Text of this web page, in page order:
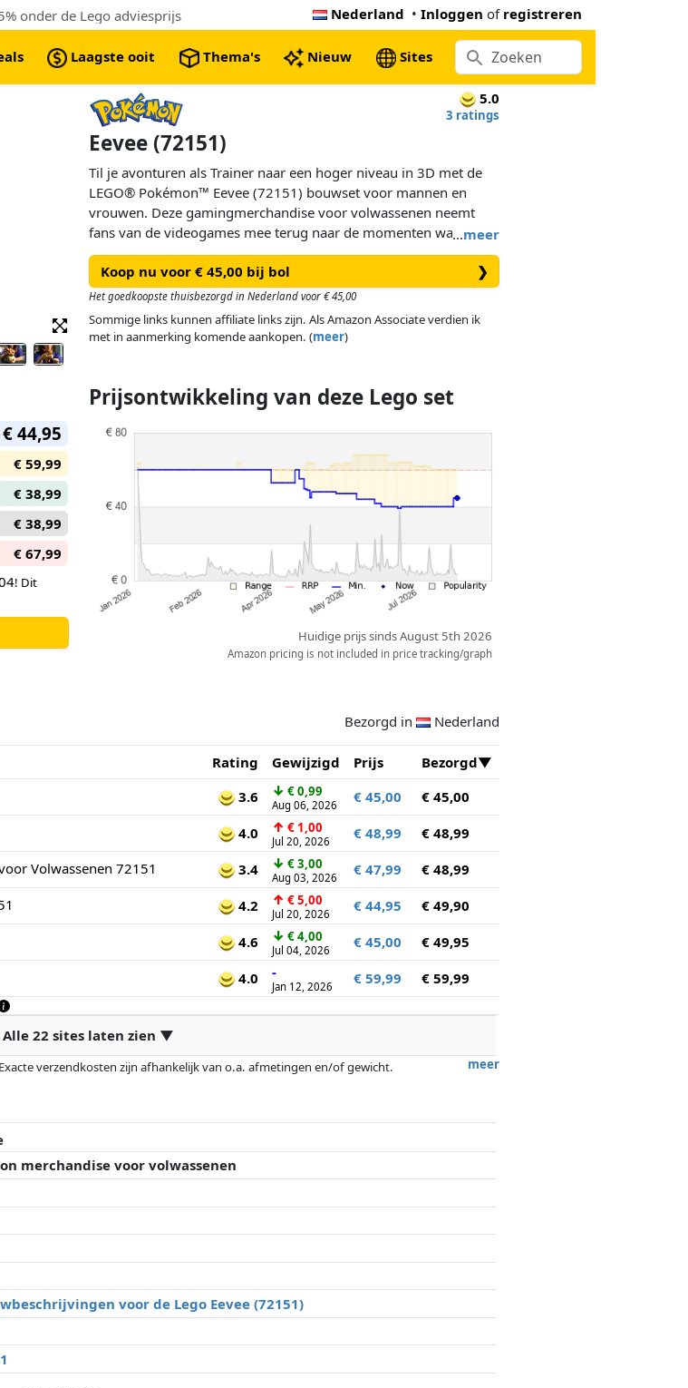
onder de Lego adviesprijs Nederland • Inloggen of registreren
Laagste ooit Thema's Nieuw Sites
5.0
3 ratings
Eevee (72151)
…meer
Til je avonturen als Trainer naar een hoger niveau in 3D met de
LEGO® Pokémon™ Eevee (72151) bouwset voor mannen en
vrouwen. Deze gamingmerchandise voor volwassenen neemt
fans van de videogames mee terug naar de momenten waarop
ze een band opbouwden tijdens hun avonturen als Trainer en
vormt een schattig stukje Pokémon decoratie om neer te zetten.
De figuur van Eevee uit de wereld van Pokémon is direct
herkenbaar met haar schattige blik, puntige staart en oren. De
gekanteld. Het model kan in authentieke posities worden
geplaatst, zodat het lijkt alsof Eevee in beweging is en in actie
komt. Zelfs de oren kunnen worden versteld, waardoor dit
charmante displaymodel nóg aantrekkelijker wordt.
Koop nu voor € 45,00 bij bol ❯
Het goedkoopste thuisbezorgd in Nederland voor € 45,00
Sommige links kunnen affiliate links zijn. Als Amazon Associate verdien ik
met in aanmerking komende aankopen. (meer)
€ 44,95
€ 59,99
€ 38,99
€ 38,99
€ 67,99
! Dit
Prijsontwikkeling van deze Lego set
Huidige prijs sinds August 5th 2026
Amazon pricing is not included in price tracking/graph
Bezorgd in Nederland
Rating Gewijzigd Prijs
Bezorgd
3.6 ↓ € 0,99
Aug 06, 2026 € 45,00
€ 45,00
4.0 ↑ € 1,00
Jul 20, 2026 € 48,99
€ 48,99
Volwassenen 72151
3.4 ↓ € 3,00
Aug 03, 2026 € 47,99
€ 48,99
4.2 ↑ € 5,00
Jul 20, 2026 € 44,95
€ 49,90
4.6 ↓ € 4,00
Jul 04, 2026 € 45,00
€ 49,95
4.0 -
Jan 12, 2026 € 59,99 € 59,99
22 sites laten zien ▼
meer
verzendkosten zijn afhankelijk van o.a. afmetingen en/of gewicht.
prestaties de volgorde beïnvloeden.
merchandise voor volwassenen
voor de Lego Eevee (72151)